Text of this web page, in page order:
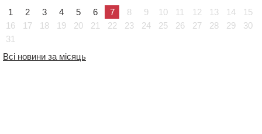
1
2 3 4 5 6 7 8 9 10 11 12 13 14
15
16
17 18 19 20 21 22 23 24 25 26 27 28 29
30
31
Всі новини за місяць